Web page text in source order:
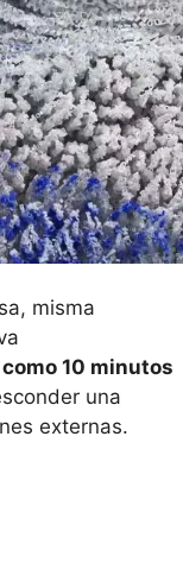
misma
10 minutos
una
externas.